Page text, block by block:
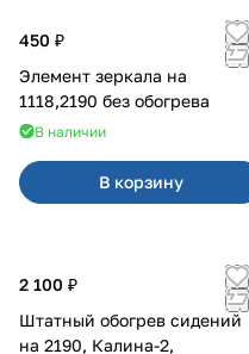
450 ₽
Элемент зеркала на
1118,2190 без обогрева
В наличии
В корзину
2 100 ₽
Штатный обогрев сидений
на 2190, Калина-2,